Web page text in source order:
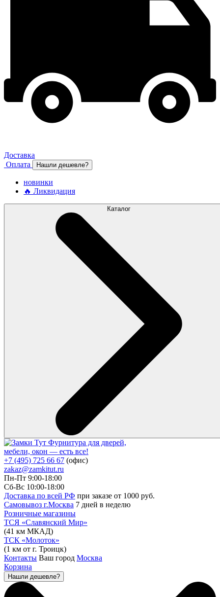
Доставка
Оплата
Нашли дешевле?
новинки
🔥 Ликвидация
Каталог
Фурнитура для дверей,
мебели, окон — есть все!
+7 (495) 725 66 67 (офис)
zakaz@zamkitut.ru
Пн-Пт 9:00-18:00
Сб-Вс 10:00-18:00
Доставка по всей РФ при заказе от 1000 руб.
Самовывоз г.Москва 7 дней в неделю
Розничные магазины
ТСЯ «Славянский Мир»
(41 км МКАД)
ТСК «Молоток»
(1 км от г. Троицк)
Контакты Ваш город Москва
Корзина
Нашли дешевле?